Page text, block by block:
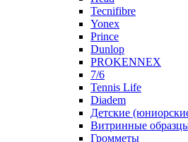
Tecnifibre
Yonex
Prince
Dunlop
PROKENNEX
7/6
Tennis Life
Diadem
Детские
Витринные
Громметы